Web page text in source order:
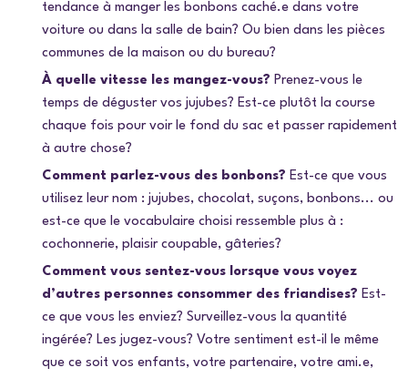
tendance à manger les bonbons caché.e dans votre
voiture ou dans la salle de bain? Ou bien dans les pièces
communes de la maison ou du bureau?
À quelle vitesse les mangez-vous? Prenez-vous le
temps de déguster vos jujubes? Est-ce plutôt la course
chaque fois pour voir le fond du sac et passer rapidement
à autre chose?
Comment parlez-vous des bonbons? Est-ce que vous
utilisez leur nom : jujubes, chocolat, suçons, bonbons... ou
est-ce que le vocabulaire choisi ressemble plus à :
cochonnerie, plaisir coupable, gâteries?
Comment vous sentez-vous lorsque vous voyez
d’autres personnes consommer des friandises? Est-
ce que vous les enviez? Surveillez-vous la quantité
ingérée? Les jugez-vous? Votre sentiment est-il le même
que ce soit vos enfants, votre partenaire, votre ami.e,